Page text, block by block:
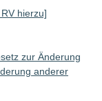
hierzu]
zur Änderung
anderer